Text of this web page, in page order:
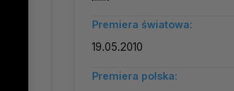
Premiera światowa:
19.05.2010
Premiera polska: